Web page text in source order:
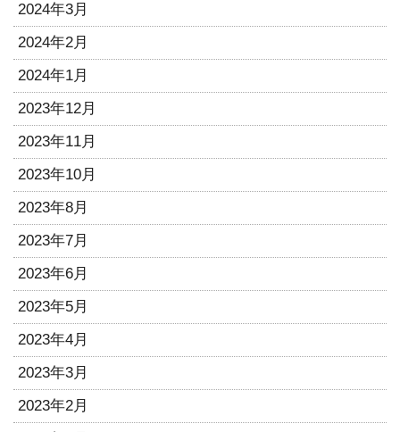
2024年3月
2024年2月
2024年1月
2023年12月
2023年11月
2023年10月
2023年8月
2023年7月
2023年6月
2023年5月
2023年4月
2023年3月
2023年2月